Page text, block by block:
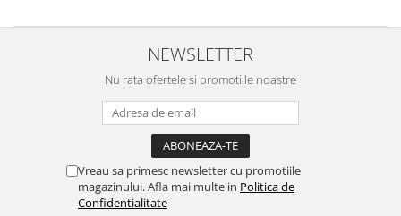
NEWSLETTER
Nu rata ofertele si promotiile noastre
Vreau sa primesc newsletter cu promotiile
magazinului. Afla mai multe in Politica de
Confidentialitate